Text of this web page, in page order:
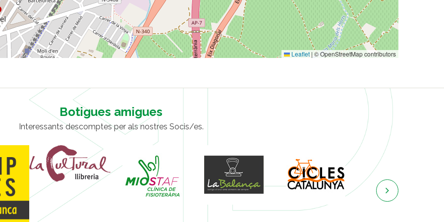
Leaflet | © OpenStreetMap contributors
Botigues amigues
Interessants descomptes per als nostres Socis/es.
